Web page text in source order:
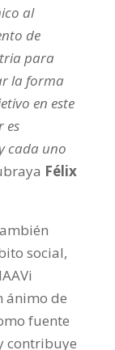
al
de
para
la forma
en este
es
cada uno
Félix
social,
ánimo de
fuente
contribuye